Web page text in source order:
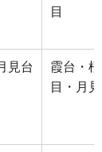
目
見台
霞台・
目
・月